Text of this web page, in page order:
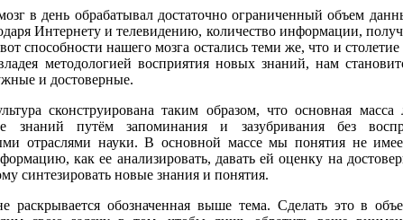
в день обрабатывал достаточно ограниченный объем
Интернету и телевидению, количество информации,
способности нашего мозга остались теми же, что и столетие
методологией восприятия новых знаний, нам
и достоверные.
сконструирована таким образом, что основная масса
знаний путём запоминания и зазубривания без
отраслями науки. В основной массе мы понятия не
как ее анализировать, давать ей оценку на
синтезировать новые знания и понятия.
раскрывается обозначенная выше тема. Сделать это в